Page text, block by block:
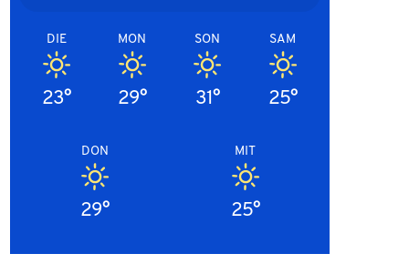
SAM
25°
SON
31°
MON
29°
DIE
23°
MIT
25°
DON
29°